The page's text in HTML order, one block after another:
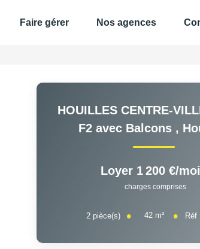
Faire gérer Nos agences
HOUILLES CENTRE-
F2 avec Balcons ,
Loyer 1 200 €/
charges comprises
2 pièce(s) 42 m² Réf